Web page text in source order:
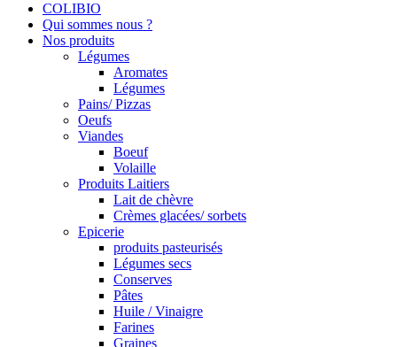
COLIBIO
Qui sommes nous ?
Nos produits
Légumes
Aromates
Légumes
Pains/ Pizzas
Oeufs
Viandes
Boeuf
Volaille
Produits Laitiers
Lait de chèvre
Crèmes glacées/ sorbets
Epicerie
produits pasteurisés
Légumes secs
Conserves
Pâtes
Huile / Vinaigre
Farines
Graines